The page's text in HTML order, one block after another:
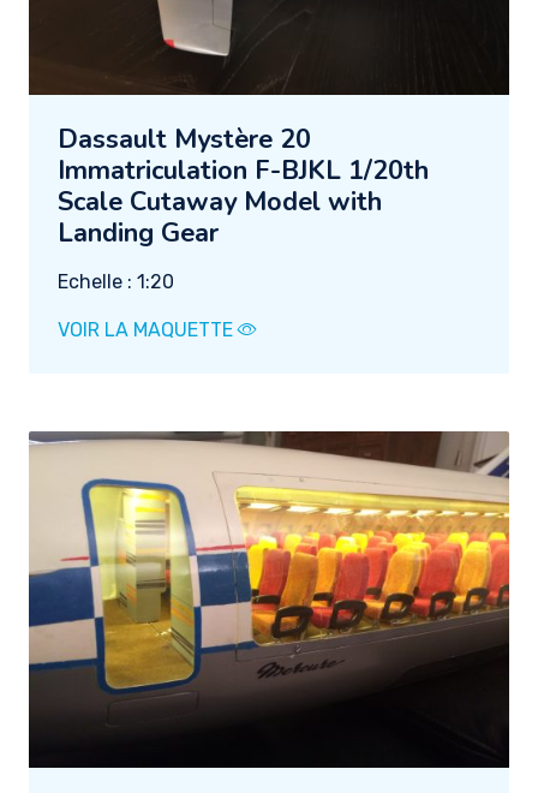
Dassault Mystère 20
Immatriculation F-BJKL 1/20th
Scale Cutaway Model with
Landing Gear
Echelle : 1:20
VOIR LA MAQUETTE